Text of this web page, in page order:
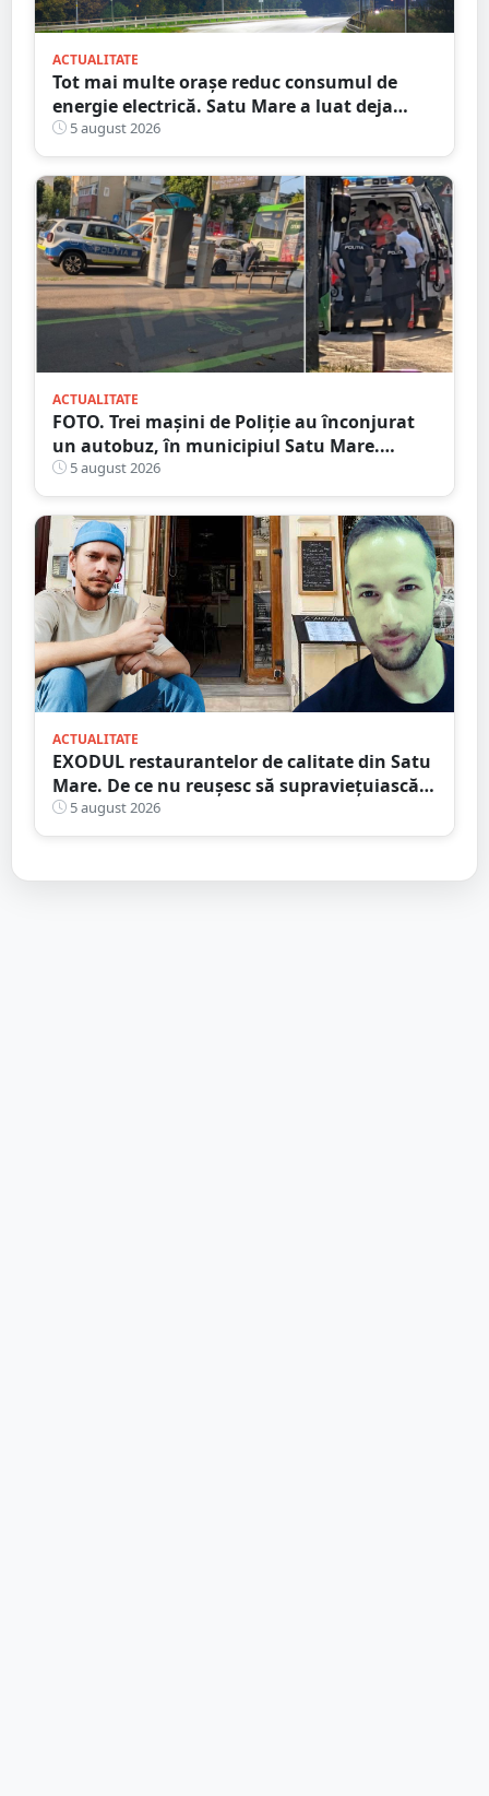
ACTUALITATE
Tot mai multe orașe reduc consumul de
energie electrică. Satu Mare a luat deja
măsuri. Cu ce soluții au venit ceilalți
primari
5 august 2026
ACTUALITATE
FOTO. Trei mașini de Poliție au înconjurat
un autobuz, în municipiul Satu Mare.
Ambulanța, la fața locului
5 august 2026
ACTUALITATE
EXODUL restaurantelor de calitate din Satu
Mare. De ce nu reușesc să supraviețuiască
localurile cu adevărat speciale?
5 august 2026